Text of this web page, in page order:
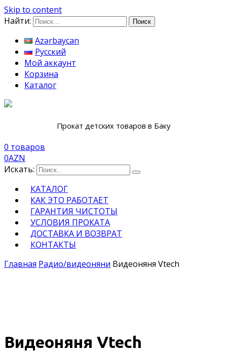
Skip to content
Найти:
Azərbaycan
Русский
Мой аккаунт
Корзина
Каталог
Прокат детских товаров в Баку
0 товаров
0AZN
Искать:
КАТАЛОГ
КАК ЭТО РАБОТАЕТ
ГАРАНТИЯ ЧИСТОТЫ
УСЛОВИЯ ПРОКАТА
ДОСТАВКА И ВОЗВРАТ
КОНТАКТЫ
Главная Pадио/видеоняни Видеоняня Vtech
Видеоняня Vtech